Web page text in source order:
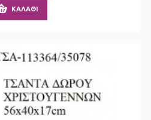
ΚΑΛΆΘΙ